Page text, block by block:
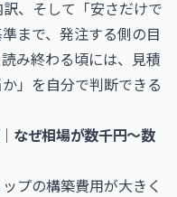
、そして「安さだけで
まで、発注する側の目
み終わる頃には、見積
」を自分で判断できる
なぜ相場が数千円〜数
プの構築費用が大きく